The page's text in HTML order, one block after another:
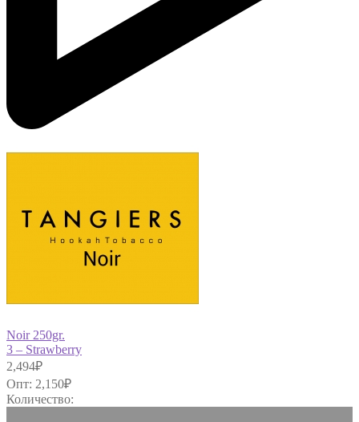
Noir 250gr.
3 – Strawberry
2,494₽
Опт: 2,150₽
Количество: